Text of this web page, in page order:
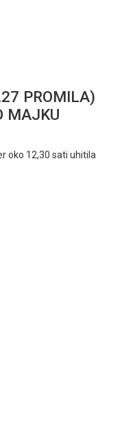
PROMILA)
MAJKU
oko 12,30 sati uhitila